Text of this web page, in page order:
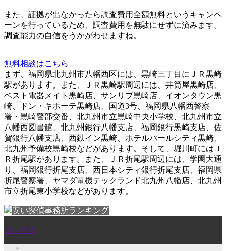
また、 証拠が出なかったら調査費用全額無料というキャンペ
ーンを行っているため、調査費用を無駄にせずに済みます。
調査能力の自信をうかがわせますね。
無料相談はこちら
まず、福岡県北九州市八幡西区には、黒崎三丁目にＪＲ黒崎
駅があります。また、ＪＲ黒崎駅周辺には、井筒屋黒崎店、
ベスト電器メイト黒崎店、サンリブ黒崎店、イオンタウン黒
崎、ドン・キホーテ黒崎店、国道3号、福岡県八幡西警察
署・黒崎警部交番、北九州市立黒崎中央小学校、北九州市立
八幡西図書館、北九州銀行八幡支店、福岡銀行黒崎支店、佐
賀銀行八幡支店、西鉄イン黒崎、ホテルパールシティ黒崎、
北九州予備校黒崎校などがあります。そして、堀川町にはＪ
Ｒ折尾駅があります。また、ＪＲ折尾駅周辺には、学園大通
り、福岡銀行折尾支店、西日本シティ銀行折尾支店、福岡県
折尾警察署、ヤマダ電機テックランド北九州八幡店、北九州
市立折尾東小学校などがあります。
安い探偵事務所ランキング
上へ戻る